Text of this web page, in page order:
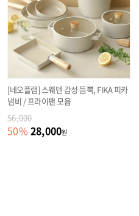
[네오플램] 스웨덴 감성 듬뿍, FIKA 피카
냄비 / 프라이팬 모음
56,000
50% 28,000원